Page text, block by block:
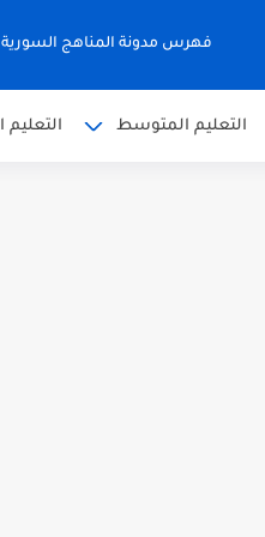
فهرس مدونة المناهج السورية
التعليم المتوسط التعليم